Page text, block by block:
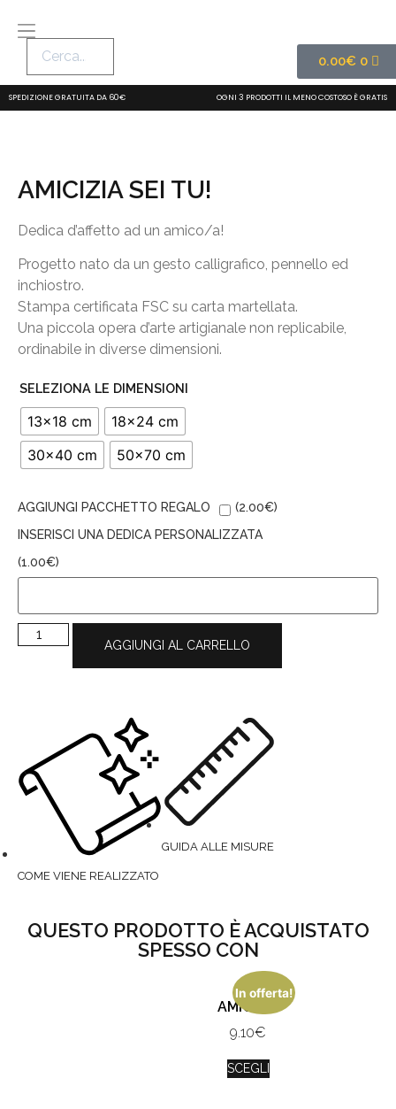
0.00€ 0
SPEDIZIONE GRATUITA DA 60€ OGNI 3 PRODOTTI IL MENO COSTOSO È GRATIS
AMICIZIA SEI TU!
Dedica d’affetto ad un amico/a!
Progetto nato da un gesto calligrafico, pennello ed
inchiostro.
Stampa certificata FSC su carta martellata.
Una piccola opera d’arte artigianale non replicabile,
ordinabile in diverse dimensioni.
SELEZIONA LE DIMENSIONI
13x18 cm
18x24 cm
30x40 cm
50x70 cm
AGGIUNGI PACCHETTO REGALO (2.00€)
INSERISCI UNA DEDICA PERSONALIZZATA
(1.00€)
AGGIUNGI AL CARRELLO
COME VIENE REALIZZATO
GUIDA ALLE MISURE
QUESTO PRODOTTO È ACQUISTATO
SPESSO CON
In offerta!
AMICIZIA
9.10€
SCEGLI